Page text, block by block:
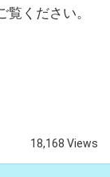
ください。
18,168 Views